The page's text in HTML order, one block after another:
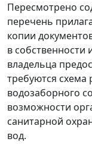
Пересмотрено
перечень
копии
в собственности
владельца
требуются схема
водозаборного
возможности
санитарной
вод.